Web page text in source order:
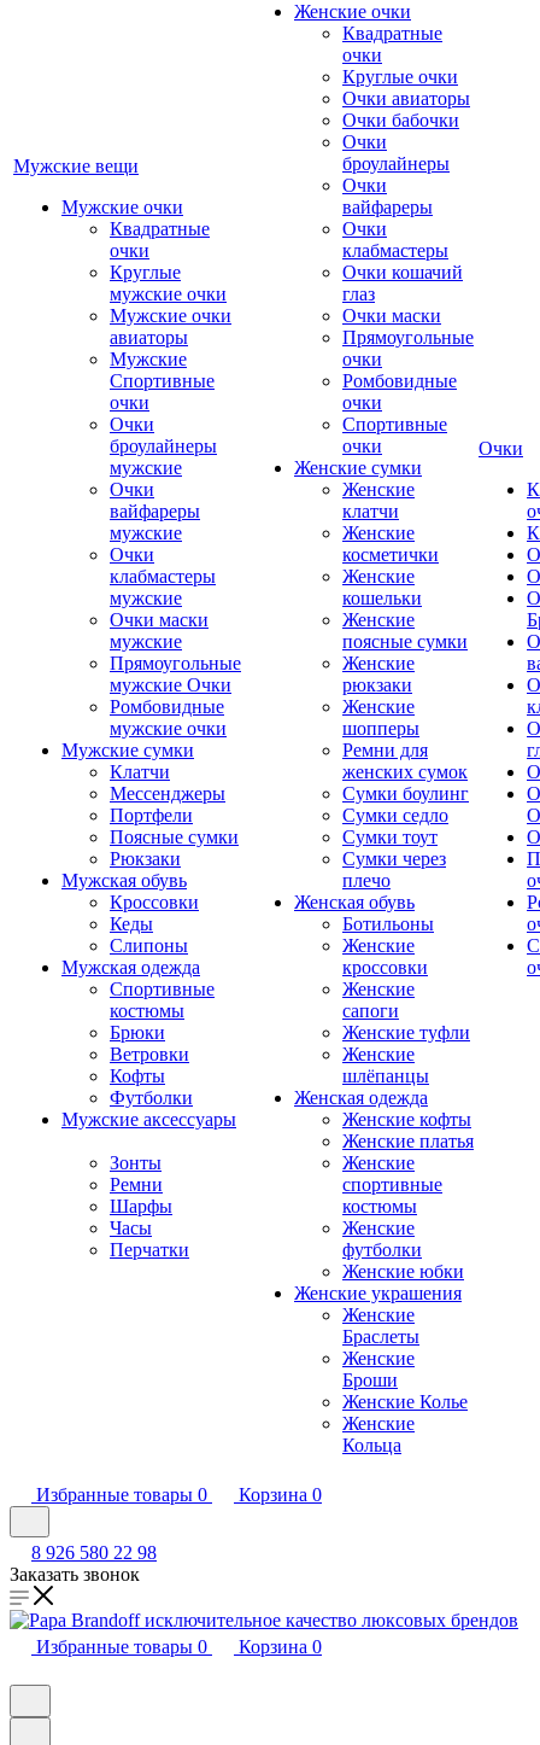
Мужские вещи
Мужские очки
Квадратные
очки
Круглые
мужские очки
Мужские очки
авиаторы
Мужские
Спортивные
очки
Очки
броулайнеры
мужские
Очки
вайфареры
мужские
Очки
клабмастеры
мужские
Очки маски
мужские
Прямоугольные
мужские Очки
Ромбовидные
мужские очки
Мужские сумки
Клатчи
Мессенджеры
Портфели
Поясные сумки
Рюкзаки
Мужская обувь
Кроссовки
Кеды
Слипоны
Мужская одежда
Спортивные
костюмы
Брюки
Ветровки
Кофты
Футболки
Мужские аксессуары
Зонты
Ремни
Шарфы
Часы
Перчатки
Женские очки
Квадратные
очки
Круглые очки
Очки авиаторы
Очки бабочки
Очки
броулайнеры
Очки
вайфареры
Очки
клабмастеры
Очки кошачий
глаз
Очки маски
Прямоугольные
очки
Ромбовидные
очки
Спортивные
очки
Женские сумки
Женские
клатчи
Женские
косметички
Женские
кошельки
Женские
поясные сумки
Женские
рюкзаки
Женские
шопперы
Ремни для
женских сумок
Сумки боулинг
Сумки седло
Сумки тоут
Сумки через
плечо
Женская обувь
Ботильоны
Женские
кроссовки
Женские
сапоги
Женские туфли
Женские
шлёпанцы
Женская одежда
Женские кофты
Женские платья
Женские
спортивные
костюмы
Женские
футболки
Женские юбки
Женские украшения
Женские
Браслеты
Женские
Броши
Женские Колье
Женские
Кольца
Очки
Избранные товары 0 Корзина 0
8 926 580 22 98
Заказать звонок
Избранные товары 0 Корзина 0